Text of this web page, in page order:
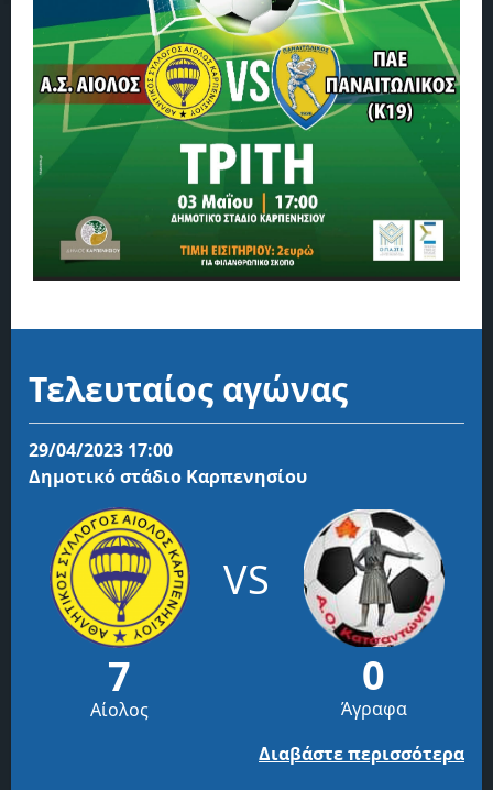
Τελευταίος αγώνας
29/04/2023 17:00
Δημοτικό στάδιο Καρπενησίου
7
Αίολος
VS
0
Άγραφα
Διαβάστε περισσότερα